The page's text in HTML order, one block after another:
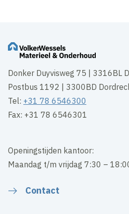
Donker Duyvisweg 75 | 3316BL
Postbus 1192 | 3300BD
Tel: +31 78 6546300
Fax: +31 78 6546301
Openingstijden kantoor:
Maandag t/m vrijdag 7:30 –
Contact